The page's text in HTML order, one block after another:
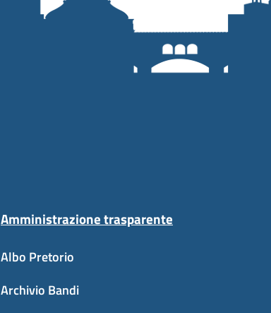
Amministrazione trasparente
Albo Pretorio
Archivio Bandi